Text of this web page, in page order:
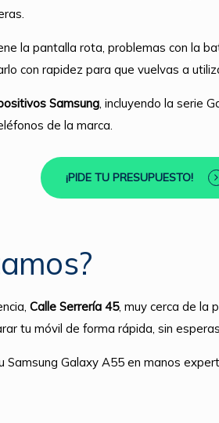
la pantalla rota, problemas con la
con rapidez para que vuelvas a
Samsung, incluyendo la serie
de la marca.
¡PIDE TU PRESUPUESTO!
Calle Serrería 45, muy cerca de la
tu móvil de forma rápida, sin
Samsung Galaxy A55 en manos